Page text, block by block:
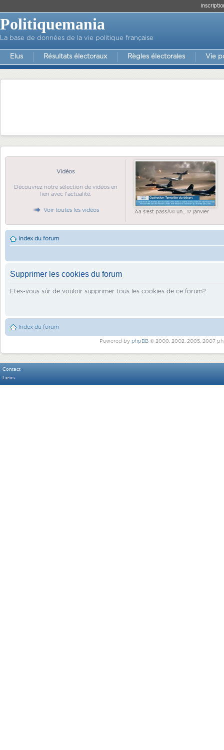
Politiquemania
La base de données de la vie politique française
Elus Résultats électoraux Règles électorales Vie
Vidéos
Découvrez notre sélection de vidéos en
lien avec l'actualité.
Voir toutes les vidéos Ãa s'est passÃ© un... 17 janvier
Index du forum
Supprimer les cookies du forum
Etes-vous sûr de vouloir supprimer tous les cookies de ce forum?
Index du forum
Powered by phpBB© 2000, 2002, 2005, 2007
Contact
Liens